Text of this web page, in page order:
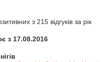
з 215 відгуків за рік
з 17.08.2016